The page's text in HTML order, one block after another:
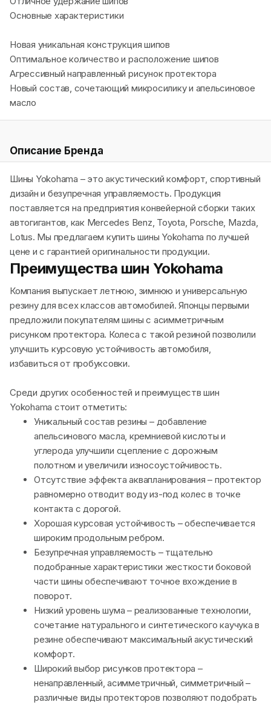
Основные характеристики
Новая уникальная конструкция шипов
Оптимальное количество и расположение шипов
Агрессивный направленный рисунок протектора
Новый состав, сочетающий микросилику и апельсиновое
масло
Описание Бренда
Шины Yokohama – это акустический комфорт, спортивный
дизайн и безупречная управляемость. Продукция
поставляется на предприятия конвейерной сборки таких
автогигантов, как Mercedes Benz, Toyota, Porsche, Mazda,
Lotus. Мы предлагаем купить шины Yokohama по лучшей
цене и с гарантией оригинальности продукции.
Преимущества шин Yokohama
Компания выпускает летнюю, зимнюю и универсальную
резину для всех классов автомобилей. Японцы первыми
предложили покупателям шины с асимметричным
рисунком протектора. Колеса с такой резиной позволили
улучшить курсовую устойчивость автомобиля,
избавиться от пробуксовки.
Среди других особенностей и преимуществ шин
Yokohama стоит отметить:
Уникальный состав резины – добавление
апельсинового масла, кремниевой кислоты и
углерода улучшили сцепление с дорожным
полотном и увеличили износоустойчивость.
Отсутствие эффекта аквапланирования – протектор
равномерно отводит воду из-под колес в точке
контакта с дорогой.
Хорошая курсовая устойчивость – обеспечивается
широким продольным ребром.
Безупречная управляемость – тщательно
подобранные характеристики жесткости боковой
части шины обеспечивают точное вхождение в
поворот.
Низкий уровень шума – реализованные технологии,
сочетание натурального и синтетического каучука в
резине обеспечивают максимальный акустический
комфорт.
Широкий выбор рисунков протектора –
ненаправленный, асимметричный, симметричный –
различные виды протекторов позволяют подобрать